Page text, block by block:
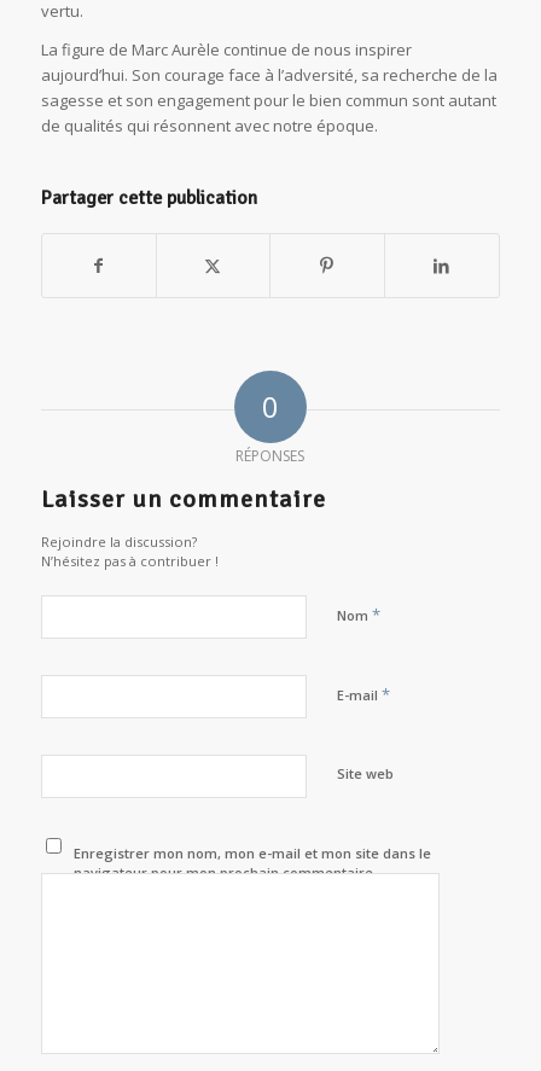
vertu.
La figure de Marc Aurèle continue de nous inspirer
aujourd’hui. Son courage face à l’adversité, sa recherche de la
sagesse et son engagement pour le bien commun sont autant
de qualités qui résonnent avec notre époque.
Partager cette publication
0
RÉPONSES
Laisser un commentaire
Rejoindre la discussion?
N’hésitez pas à contribuer !
Nom *
E-mail *
Site web
Enregistrer mon nom, mon e-mail et mon site dans le
navigateur pour mon prochain commentaire.